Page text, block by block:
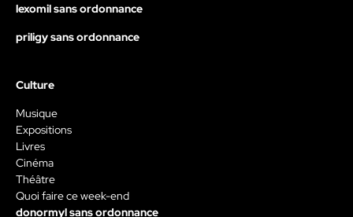
lexomil sans ordonnance
priligy sans ordonnance
Culture
Musique
Expositions
Livres
Cinéma
Théâtre
Quoi faire ce week-end
donormyl sans ordonnance